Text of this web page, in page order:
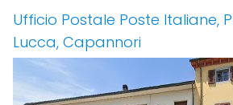
Ufficio Postale Poste Italiane,
Lucca, Capannori